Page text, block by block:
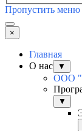
Пропустить меню
×
Главная
О нас
▼
ООО
▼